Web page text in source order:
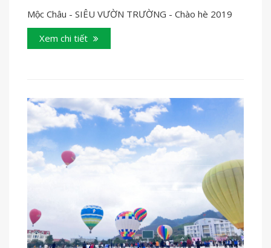
Mộc Châu - SIÊU VƯỜN TRƯỜNG - Chào hè 2019
Xem chi tiết